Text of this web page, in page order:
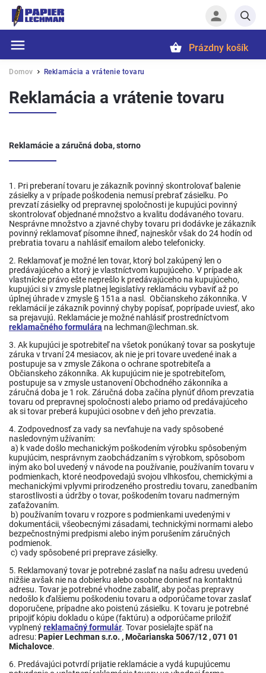
Prázdny košík
Domov / Reklamácia a vrátenie tovaru
Reklamácia a vrátenie tovaru
Reklamácie a záručná doba, storno
1. Pri preberaní tovaru je zákazník povinný skontrolovať balenie
zásielky a v prípade poškodenia nemusí prebrať zásielku. Po
prevzatí zásielky od prepravnej spoločnosti je kupujúci povinný
skontrolovať objednané množstvo a kvalitu dodávaného tovaru.
Nesprávne množstvo a zjavné chyby tovaru pri dodávke je zákazník
povinný reklamovať písomne ihneď, najneskôr však do 24 hodín od
prebratia tovaru a nahlásiť emailom alebo telefonicky.
2. Reklamovať je možné len tovar, ktorý bol zakúpený len o
predávajúceho a ktorý je vlastníctvom kupujúceho. V prípade ak
vlastnícke právo ešte neprešlo k predávajúceho na kupujúceho,
kupujúci si v zmysle platnej legislatívy reklamáciu vybaviť až po
úplnej úhrade v zmysle § 151a a nasl. Občianskeho zákonníka. V
reklamácií je zákazník povinný chyby popísať, poprípade uviesť, ako
sa prejavujú. Reklamácie je možné nahlásiť prostredníctvom
reklamačného formulára na lechman@lechman.sk.
3. Ak kupujúci je spotrebiteľ na všetok ponúkaný tovar sa poskytuje
záruka v trvaní 24 mesiacov, ak nie je pri tovare uvedené inak a
postupuje sa v zmysle Zákona o ochrane spotrebiteľa a
Občianskeho zákonníka. Ak kupujúcim nie je spotrebiteľom,
postupuje sa v zmysle ustanovení Obchodného zákonníka a
záručná doba je 1 rok. Záručná doba začína plynúť dňom prevzatia
tovaru od prepravnej spoločnosti alebo priamo od predávajúceho
ak si tovar preberá kupujúci osobne v deň jeho prevzatia.
4. Zodpovednosť za vady sa nevťahuje na vady spôsobené
nasledovným užívaním:
a) k vade došlo mechanickým poškodením výrobku spôsobeným
kupujúcim, nesprávnym zaobchádzaním s výrobkom, spôsobom
iným ako bol uvedený v návode na používanie, používaním tovaru v
podmienkach, ktoré neodpovedajú svojou vlhkosťou, chemickými a
mechanickými vplyvmi prirodzeného prostrediu tovaru, zanedbaním
starostlivosti a údržby o tovar, poškodením tovaru nadmerným
zaťažovaním.
b) používaním tovaru v rozpore s podmienkami uvedenými v
dokumentácii, všeobecnými zásadami, technickými normami alebo
bezpečnostnými predpismi alebo iným porušením záručných
podmienok.
c) vady spôsobené pri preprave zásielky.
5. Reklamovaný tovar je potrebné zaslať na našu adresu uvedenú
nižšie avšak nie na dobierku alebo osobne doniesť na kontaktnú
adresu. Tovar je potrebné vhodne zabaliť, aby počas prepravy
nedošlo k ďalšiemu poškodeniu tovaru a odporúčame tovar zaslať
doporučene, prípadne ako poistenú zásielku. K tovaru je potrebné
pripojiť kópiu dokladu o kúpe (faktúru) a odporúčame priložiť
vyplnenýreklamačný formulár. Tovar posielajte späť na
adresu:Papier Lechman s.r.o. , Močarianska 5067/12 , 071 01
Michalovce.
6. Predávajúci potvrdí prijatie reklamácie a vydá kupujúcemu